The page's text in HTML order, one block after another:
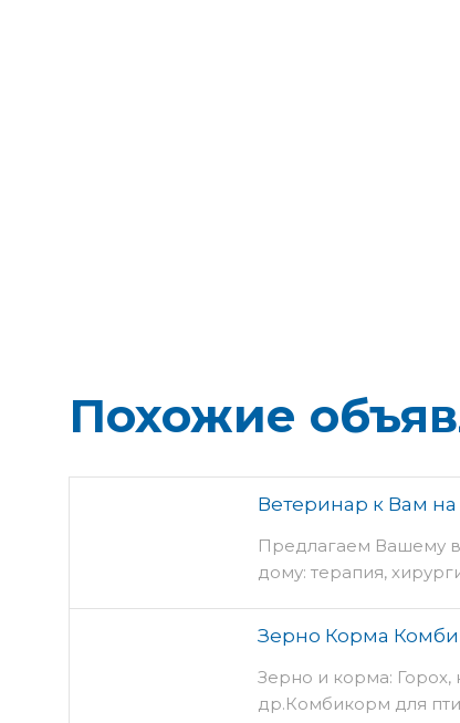
Похожие
Ветеринар к Вам
Предлагаем Вашему
дому: терапия,
Зерно Корма
Зерно и корма: Горох,
др.Комбикорм для